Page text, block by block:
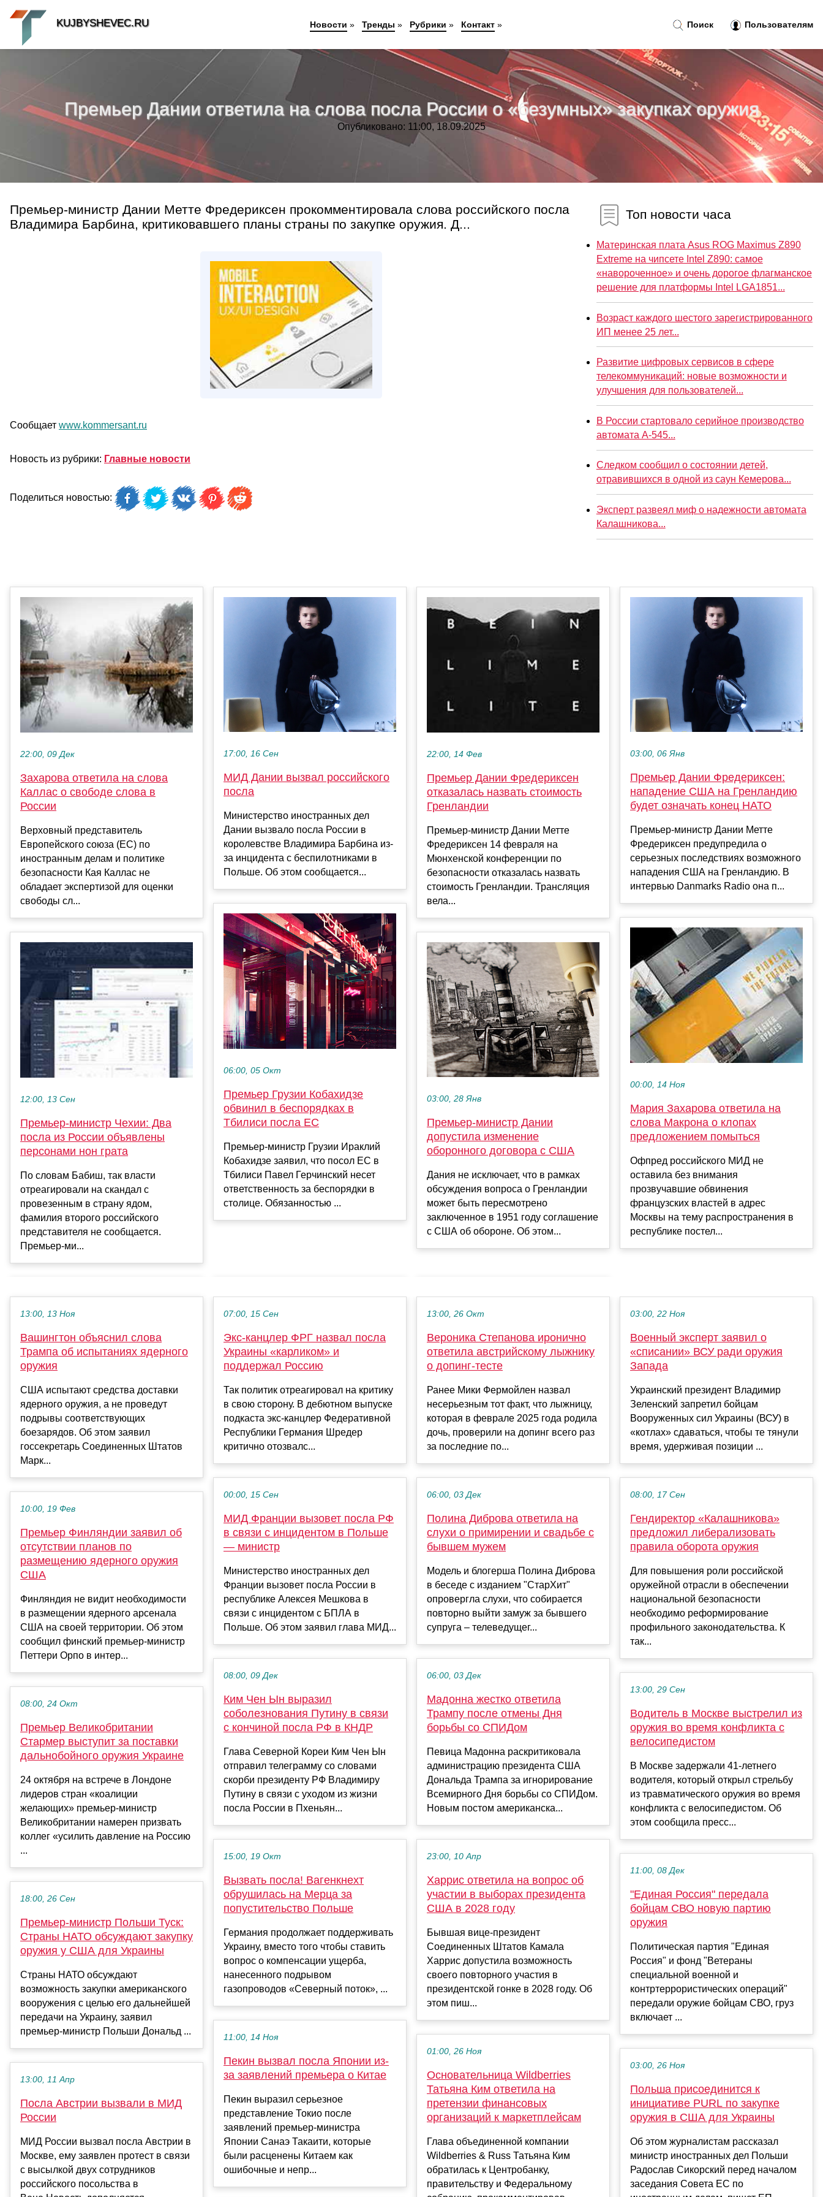
Премьер Дании ответила на слова посла России о «безумных» закупках оружия
Опубликовано: 11:00, 18.09.2025
Премьер-министр Дании Метте Фредериксен прокомментировала слова российского посла
Владимира Барбина, критиковавшего планы страны по закупке оружия. Д...
Сообщает www.kommersant.ru
Новость из рубрики: Главные новости
Поделиться новостью:
Топ новости часа
Материнская плата Asus ROG Maximus Z890
Extreme на чипсете Intel Z890: самое
«навороченное» и очень дорогое флагманское
решение для платформы Intel LGA1851...
Возраст каждого шестого зарегистрированного
ИП менее 25 лет...
Развитие цифровых сервисов в сфере
телекоммуникаций: новые возможности и
улучшения для пользователей...
В России стартовало серийное производство
автомата А-545...
Следком сообщил о состоянии детей,
отравившихся в одной из саун Кемерова...
Эксперт развеял миф о надежности автомата
Калашникова...
22:00, 09 Дек
Захарова ответила на слова
Каллас о свободе слова в
России
Верховный представитель
Европейского союза (ЕС) по
иностранным делам и политике
безопасности Кая Каллас не
обладает экспертизой для оценки
свободы сл...
12:00, 13 Сен
Премьер-министр Чехии: Два
посла из России объявлены
персонами нон грата
По словам Бабиш, так власти
отреагировали на скандал с
провезенным в страну ядом,
фамилия второго российского
представителя не сообщается.
Премьер-ми...
17:00, 16 Сен
МИД Дании вызвал российского
посла
Министерство иностранных дел
Дании вызвало посла России в
королевстве Владимира Барбина из-
за инцидента с беспилотниками в
Польше. Об этом сообщается...
06:00, 05 Окт
Премьер Грузии Кобахидзе
обвинил в беспорядках в
Тбилиси посла ЕС
Премьер-министр Грузии Ираклий
Кобахидзе заявил, что посол ЕС в
Тбилиси Павел Герчинский несет
ответственность за беспорядки в
столице. Обязанностью ...
22:00, 14 Фев
Премьер Дании Фредериксен
отказалась назвать стоимость
Гренландии
Премьер-министр Дании Метте
Фредериксен 14 февраля на
Мюнхенской конференции по
безопасности отказалась назвать
стоимость Гренландии. Трансляция
вела...
03:00, 28 Янв
Премьер-министр Дании
допустила изменение
оборонного договора с США
Дания не исключает, что в рамках
обсуждения вопроса о Гренландии
может быть пересмотрено
заключенное в 1951 году соглашение
с США об обороне. Об этом...
03:00, 06 Янв
Премьер Дании Фредериксен:
нападение США на Гренландию
будет означать конец НАТО
Премьер-министр Дании Метте
Фредериксен предупредила о
серьезных последствиях возможного
нападения США на Гренландию. В
интервью Danmarks Radio она п...
00:00, 14 Ноя
Мария Захарова ответила на
слова Макрона о клопах
предложением помыться
Офпред российского МИД не
оставила без внимания
прозвучавшие обвинения
французских властей в адрес
Москвы на тему распространения в
республике постел...
13:00, 13 Ноя
Вашингтон объяснил слова
Трампа об испытаниях ядерного
оружия
США испытают средства доставки
ядерного оружия, а не проведут
подрывы соответствующих
боезарядов. Об этом заявил
госсекретарь Соединенных Штатов
Марк...
10:00, 19 Фев
Премьер Финляндии заявил об
отсутствии планов по
размещению ядерного оружия
США
Финляндия не видит необходимости
в размещении ядерного арсенала
США на своей территории. Об этом
сообщил финский премьер-министр
Петтери Орпо в интер...
08:00, 24 Окт
Премьер Великобритании
Стармер выступит за поставки
дальнобойного оружия Украине
24 октября на встрече в Лондоне
лидеров стран «коалиции
желающих» премьер-министр
Великобритании намерен призвать
коллег «усилить давление на Россию
...
18:00, 26 Сен
Премьер-министр Польши Туск:
Страны НАТО обсуждают закупку
оружия у США для Украины
Страны НАТО обсуждают
возможность закупки американского
вооружения с целью его дальнейшей
передачи на Украину, заявил
премьер-министр Польши Дональд ...
13:00, 11 Апр
Посла Австрии вызвали в МИД
России
МИД России вызвал посла Австрии в
Москве, ему заявлен протест в связи
с высылкой двух сотрудников
российского посольства в
07:00, 15 Сен
Экс-канцлер ФРГ назвал посла
Украины «карликом» и
поддержал Россию
Так политик отреагировал на критику
в свою сторону. В дебютном выпуске
подкаста экс-канцлер Федеративной
Республики Германия Шредер
критично отозвалс...
00:00, 15 Сен
МИД Франции вызовет посла РФ
в связи с инцидентом в Польше
— министр
Министерство иностранных дел
Франции вызовет посла России в
республике Алексея Мешкова в
связи с инцидентом с БПЛА в
Польше. Об этом заявил глава МИД...
08:00, 09 Дек
Ким Чен Ын выразил
соболезнования Путину в связи
с кончиной посла РФ в КНДР
Глава Северной Кореи Ким Чен Ын
отправил телеграмму со словами
скорби президенту РФ Владимиру
Путину в связи с уходом из жизни
посла России в Пхеньян...
15:00, 19 Окт
Вызвать посла! Вагенкнехт
обрушилась на Мерца за
попустительство Польше
Германия продолжает поддерживать
Украину, вместо того чтобы ставить
вопрос о компенсации ущерба,
нанесенного подрывом
газопроводов «Северный поток», ...
11:00, 14 Ноя
Пекин вызвал посла Японии из-
за заявлений премьера о Китае
Пекин выразил серьезное
представление Токио после
заявлений премьер-министра
Японии Санаэ Такаити, которые
были расценены Китаем как
ошибочные и непр...
13:00, 26 Окт
Вероника Степанова иронично
ответила австрийскому лыжнику
о допинг-тесте
Ранее Мики Фермойлен назвал
несерьезным тот факт, что лыжницу,
которая в феврале 2025 года родила
дочь, проверили на допинг всего раз
за последние по...
06:00, 03 Дек
Полина Диброва ответила на
слухи о примирении и свадьбе с
бывшем мужем
Модель и блогерша Полина Диброва
в беседе с изданием "СтарХит"
опровергла слухи, что собирается
повторно выйти замуж за бывшего
супруга – телеведущег...
06:00, 03 Дек
Мадонна жестко ответила
Трампу после отмены Дня
борьбы со СПИДом
Певица Мадонна раскритиковала
администрацию президента США
Дональда Трампа за игнорирование
Всемирного Дня борьбы со СПИДом.
Новым постом американска...
23:00, 10 Апр
Харрис ответила на вопрос об
участии в выборах президента
США в 2028 году
Бывшая вице-президент
Соединенных Штатов Камала
Харрис допустила возможность
своего повторного участия в
президентской гонке в 2028 году. Об
этом пиш...
01:00, 26 Ноя
Основательница Wildberries
Татьяна Ким ответила на
претензии финансовых
организаций к маркетплейсам
Глава объединенной компании
Wildberries & Russ Татьяна Ким
обратилась к Центробанку,
правительству и Федеральному
03:00, 22 Ноя
Военный эксперт заявил о
«списании» ВСУ ради оружия
Запада
Украинский президент Владимир
Зеленский запретил бойцам
Вооруженных сил Украины (ВСУ) в
«котлах» сдаваться, чтобы те тянули
время, удерживая позиции ...
08:00, 17 Сен
Гендиректор «Калашникова»
предложил либерализовать
правила оборота оружия
Для повышения роли российской
оружейной отрасли в обеспечении
национальной безопасности
необходимо реформирование
профильного законодательства. К
так...
13:00, 29 Сен
Водитель в Москве выстрелил из
оружия во время конфликта с
велосипедистом
В Москве задержали 41-летнего
водителя, который открыл стрельбу
из травматического оружия во время
конфликта с велосипедистом. Об
этом сообщила пресс...
11:00, 08 Дек
"Единая Россия" передала
бойцам СВО новую партию
оружия
Политическая партия "Единая
Россия" и фонд "Ветераны
специальной военной и
контртеррористических операций"
передали оружие бойцам СВО, груз
включает ...
03:00, 26 Ноя
Польша присоединится к
инициативе PURL по закупке
оружия в США для Украины
Об этом журналистам рассказал
министр иностранных дел Польши
Радослав Сикорский перед началом
заседания Совета ЕС по
Поиск Пользователям
KUJBYSHEVEC.RU Новости » Тренды » Рубрики » Контакт»